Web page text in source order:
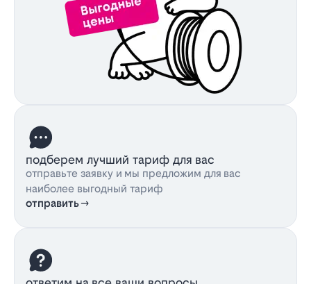
подберем лучший тариф для вас
отправьте заявку и мы предложим для вас
наиболее выгодный тариф
отправить